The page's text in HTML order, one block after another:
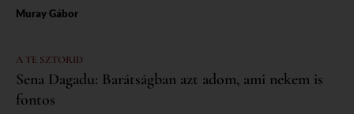
Muray Gábor
A TE SZTORID
Sena Dagadu: Barátságban azt adom, ami nekem is
fontos